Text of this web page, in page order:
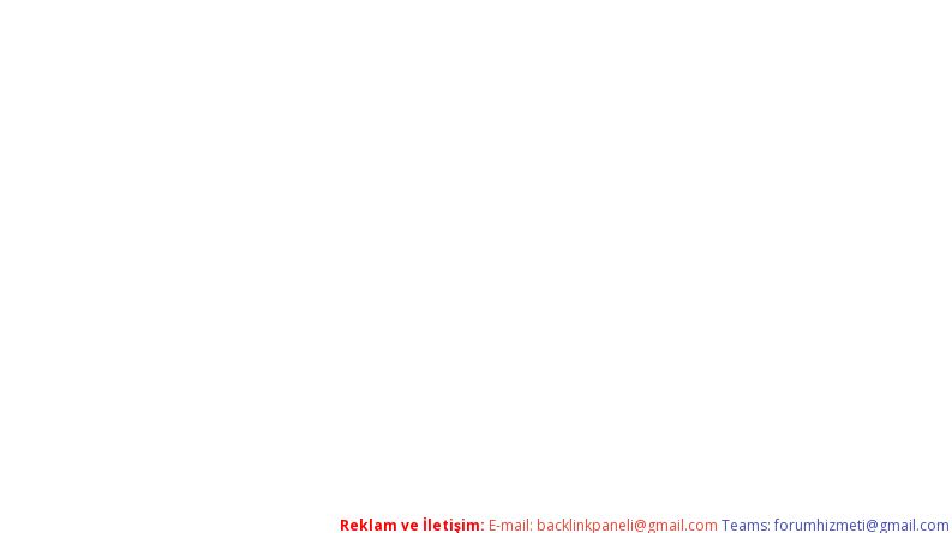
Reklam ve İletişim: E-mail: backlinkpaneli@gmail.com Teams:forumhizmeti@gmail.com